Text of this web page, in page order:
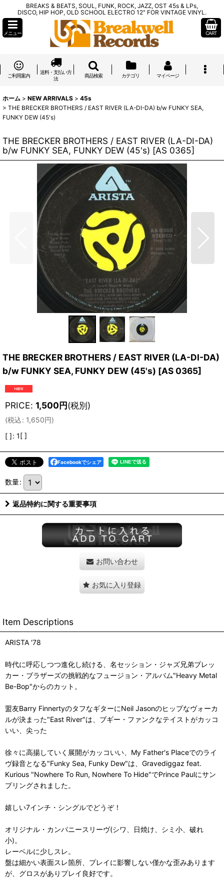
BREAKS & BEATS, SOUL, FUNK, ROCK, JAZZ, OST 45s & LPs,
DISCO, HIP HOP, OLD SCHOOL ELECTRO 12" FOR VINTAGE VINYL.
メニュー CART
ご利用案内
送料・支払い方
法
商品検索 カテゴリ マイページ
ホーム > NEW ARRIVALS > 45s
> THE BRECKER BROTHERS / EAST RIVER (LA-DI-DA) b/w FUNKY SEA,
FUNKY DEW (45's)
THE BRECKER BROTHERS / EAST RIVER (LA-DI-DA)
b/w FUNKY SEA, FUNKY DEW (45's) [AS 0365]
THE BRECKER BROTHERS / EAST RIVER (LA-DI-DA)
b/w FUNKY SEA, FUNKY DEW (45's) [AS 0365]
PRICE: 1,500円(税別)
(税込: 1,650円)
[ ]: 1[ ]
Facebookでシェア
数量:
返品特約に関する重要事項
お問い合わせ
お気に入り登録
Item Descriptions
ARISTA '78
時代に呼応しつつ進化し続ける、名セッション・ジャズ兄弟ブレッ
カー・ブラザーズの挑戦的なフュージョン・アルバム"Heavy Metal
Be-Bop"からのカット。
盟友Barry FinnertyのタフなギターにNeil Jasonのヒップなヴォーカ
ルが決まった"East River"は、ブギー・ファンクなテイストがカッコ
いい、尖った
徐々に高揚していく展開がカッコいい、My Father's Placeでのライ
ヴ録音となる"Funky Sea, Funky Dew"は、Gravediggaz feat.
Kurious "Nowhere To Run, Nowhere To Hide"でPrince Paulにサン
プリングされました。
嬉しい7インチ・シングルでどうぞ！
オリジナル・カンパニースリーヴ(シワ、日焼け、シミ小、破れ
小)。
レーベルに少しスレ。
盤は細かい表面スレ箇所、プレイに影響しない僅かな歪みあります
が、グロスがありプレイ良好です。